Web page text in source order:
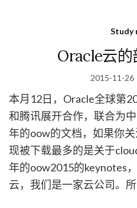
Study
Oracle云
2015-11-26
本月12日，Oracle全球第
和腾讯展开合作，联合为
年的oow的文档，如果你
现被下载最多的是关于
年的oow2015的keynotes
云，我们是一家云公司。